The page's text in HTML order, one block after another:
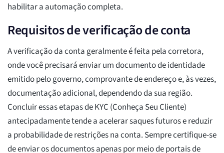
habilitar a automação completa.
Requisitos de verificação de conta
A verificação da conta geralmente é feita pela corretora,
onde você precisará enviar um documento de identidade
emitido pelo governo, comprovante de endereço e, às vezes,
documentação adicional, dependendo da sua região.
Concluir essas etapas de KYC (Conheça Seu Cliente)
antecipadamente tende a acelerar saques futuros e reduzir
a probabilidade de restrições na conta. Sempre certifique-se
de enviar os documentos apenas por meio de portais de